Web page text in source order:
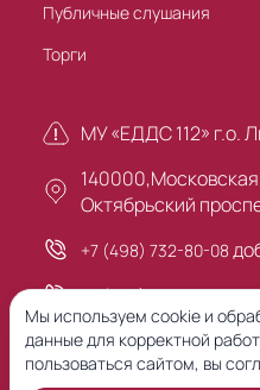
Публичные слушания
Торги
МУ «ЕДДС 112» г.о.
Октябрьский
+7 (498) 732-80-08
+7 (495) 503-30-00
Мы используем cookie и
данные для корректной
пользоваться сайтом, вы